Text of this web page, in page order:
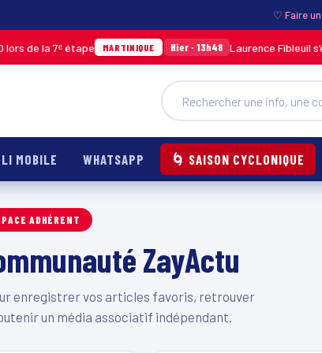
♡ Faire
de la 7ᵉ étape MARTINIQUE Hier · 13h48 Laurence Fibleuil
MOBILE WHATSAPP 🌀 SAISON CYCLONIQUE
ADHÉRENT
ZayActu
enregistrer vos articles favoris, retrouver
un média associatif indépendant.